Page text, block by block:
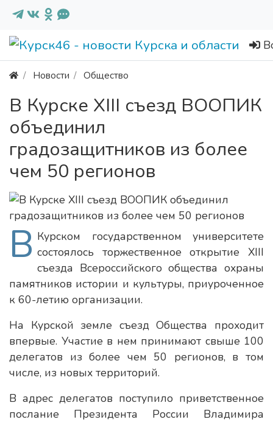
Новости Общество
В Курске XIII съезд ВООПИК
объединил
градозащитников из более
чем 50 регионов
В Курском государственном университете
состоялось торжественное открытие XIII
съезда Всероссийского общества охраны
памятников истории и культуры, приуроченное
к 60-летию организации.
На Курской земле съезд Общества проходит
впервые. Участие в нем принимают свыше 100
делегатов из более чем 50 регионов, в том
числе, из новых территорий.
В адрес делегатов поступило приветственное
послание Президента России Владимира